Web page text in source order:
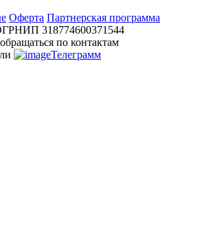
Оферта Партнерская программа
318774600371544
по контактам
Телеграмм